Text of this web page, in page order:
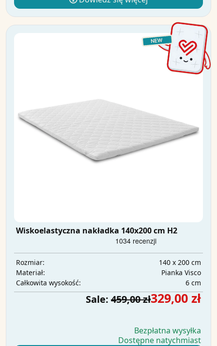
Wiskoelastyczna nakładka 140x200 cm H2
Rozmiar:
140 x 200 cm
Materiał:
Pianka Visco
Całkowita wysokość:
6 cm
Sale: 459,00 zł329,00 zł
Bezpłatna wysyłka
Dostępne natychmiast